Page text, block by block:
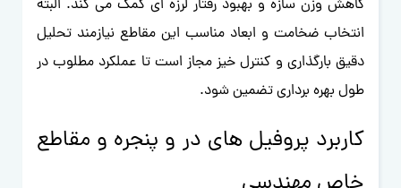
کاهش وزن سازه و بهبود رفتار لرزه ای کمک می کند. البته
انتخاب ضخامت و ابعاد مناسب این مقاطع نیازمند تحلیل
دقیق بارگذاری و کنترل خیز مجاز است تا عملکرد مطلوب در
طول بهره برداری تضمین شود.
کاربرد پروفیل های در و پنجره و مقاطع